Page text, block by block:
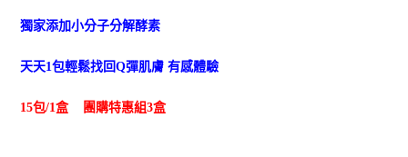
獨家添加小分子分解酵素
天天1包輕鬆找回Q彈肌膚有感體驗
15包/1盒 團購特惠組3盒